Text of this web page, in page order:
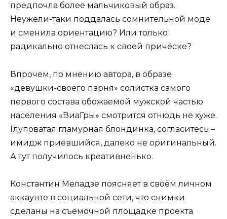
предпочла более мальчиковый образ.
Неужели-таки поддалась сомнительной моде
и сменила ориентацию? Или только
радикально отнеслась к своей причёске?
Впрочем, по мнению автора, в образе
«девушки-своего парня» солистка самого
первого состава обожаемой мужской частью
населения «ВиаГры» смотрится отнюдь не хуже.
Глуповатая гламурная блондинка, согласитесь –
имидж приевшийся, далеко не оригинальный.
А тут получилось креативненько.
Константин Меладзе поясняет в своём личном
аккаунте в социальной сети, что снимки
сделаны на съёмочной площадке проекта